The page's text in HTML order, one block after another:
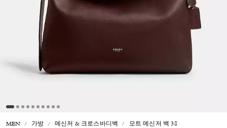
MEN 가방 메신저 & 크로스바디백 모트 메신저 백 38